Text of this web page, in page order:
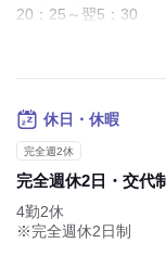
20：25～翌5：30
平均所定労働時間：1
休日・休暇
完全週2休
完全週休2日・交代
4勤2休
※完全週休2日制